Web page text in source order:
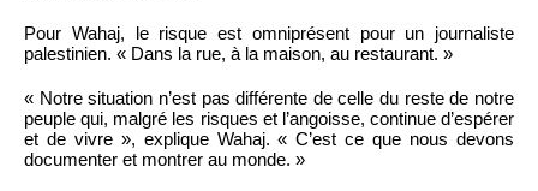
Pour Wahaj, le risque est omniprésent pour un journaliste
palestinien. « Dans la rue, à la maison, au restaurant. »
« Notre situation n’est pas différente de celle du reste de notre
peuple qui, malgré les risques et l’angoisse, continue d’espérer
et de vivre », explique Wahaj. « C’est ce que nous devons
documenter et montrer au monde. »